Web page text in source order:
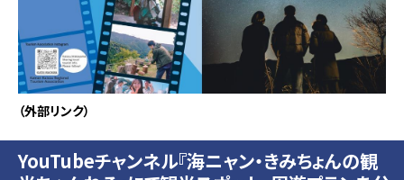
（外部リンク）
YouTubeチャンネル『海ニャン・きみちょんの観